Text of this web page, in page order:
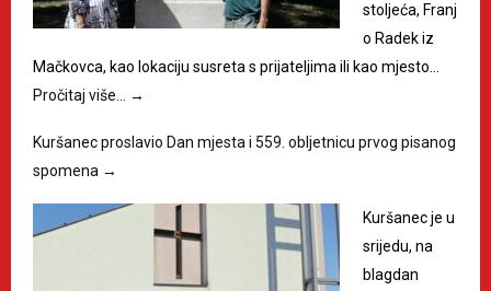
stoljeća, Franj
o Radek iz
Mačkovca, kao lokaciju susreta s prijateljima ili kao mjesto…
Pročitaj više…
→
Kuršanec proslavio Dan mjesta i 559. obljetnicu prvog pisanog
spomena →
Kuršanec je u
srijedu, na
blagdan